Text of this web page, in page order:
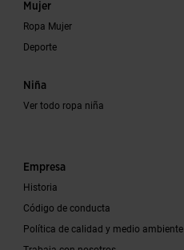
Mujer
Ropa Mujer
Deporte
Niña
Ver todo ropa niña
Empresa
Historia
Código de conducta
Política de calidad y medio ambiente